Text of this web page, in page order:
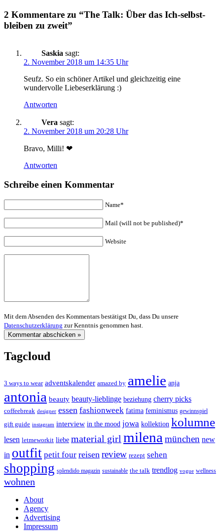
2 Kommentare zu “The Talk: Über das Ich-selbst-
bleiben zu zweit”
Saskia sagt:
2. November 2018 um 14:35 Uhr
Seufz. So ein schöner Artikel und gleichzeitig eine
wundervolle Liebeserklärung :)
Antworten
Vera sagt:
2. November 2018 um 20:28 Uhr
Bravo, Milli! ❤
Antworten
Schreibe einen Kommentar
Name*
Mail (will not be published)*
Website
Mit dem Absenden des Kommentars bestätigst Du, dass Du unsere
Datenschutzerklärung zur Kenntnis genommen hast.
Tagcloud
3 ways to wear adventskalender amazed by amelie anja
antonia beauty beauty-lieblinge beziehung cherry picks
coffeebreak designer essen fashionweek fatima feminismus gewinnspiel
gift guide instagram interview in the mood jowa kollektion kolumne
lesen letmeworkit liebe material girl milenamünchen new
in outfit petit four reisen review rezept sehen
shopping splendido magazin sustainable the talk trendlog vogue wellness
wohnen
About
Agency
Advertising
Impressum